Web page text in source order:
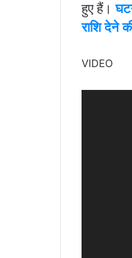
हुए हैं।
राशि देने
VIDEO